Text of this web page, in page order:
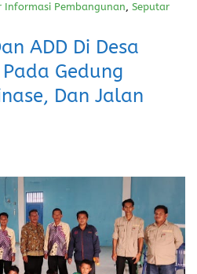
Informasi Pembangunan, Seputar
ADD Di Desa
Gedung
Dan Jalan